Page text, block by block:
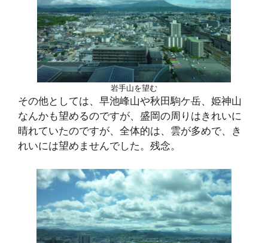
岩手山を望む
その他としては、早池峰山や秋田駒ケ岳、姫神山
なんかも望めるのですが、盛岡の周りはきれいに
晴れていたのですが、全体的は、雲が多めで、き
れいには望めませんでした。残念。